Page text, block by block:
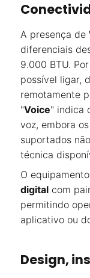
A presença de
diferenciais
9.000 BTU.
possível ligar,
remotamente
"Voice" indica
voz, embora
suportados
técnica
O
digital com
permitindo
aplicativo ou
Design,